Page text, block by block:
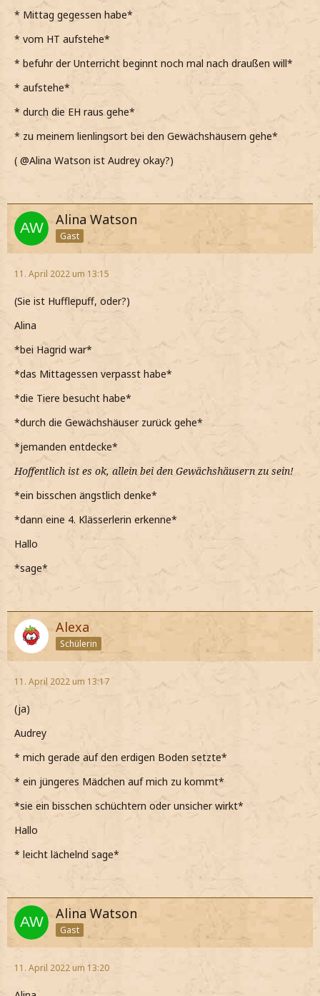
* Mittag gegessen habe*
* vom HT aufstehe*
* befuhr der Unterricht beginnt noch mal nach draußen will*
* aufstehe*
* durch die EH raus gehe*
* zu meinem lienlingsort bei den Gewächshäusern gehe*
( @Alina Watson ist Audrey okay?)
Alina Watson
Gast
11. April 2022 um 13:15
(Sie ist Hufflepuff, oder?)
Alina
*bei Hagrid war*
*das Mittagessen verpasst habe*
*die Tiere besucht habe*
*durch die Gewächshäuser zurück gehe*
*jemanden entdecke*
Hoffentlich ist es ok, allein bei den Gewächshäusern zu sein!
*ein bisschen ängstlich denke*
*dann eine 4. Klässerlerin erkenne*
Hallo
*sage*
Alexa
Schülerin
11. April 2022 um 13:17
(ja)
Audrey
* mich gerade auf den erdigen Boden setzte*
* ein jüngeres Mädchen auf mich zu kommt*
*sie ein bisschen schüchtern oder unsicher wirkt*
Hallo
* leicht lächelnd sage*
Alina Watson
Gast
11. April 2022 um 13:20